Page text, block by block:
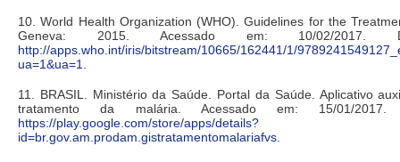
10. World Health Organization (WHO). Guidelines for the
Geneva: 2015. Acessado em: 10/02/2017.
http://apps.who.int/iris/bitstream/10665/162441/1/
ua=1&ua=1.
11. BRASIL. Ministério da Saúde. Portal da Saúde. Aplicativo
tratamento da malária. Acessado em: 15/01/2017.
https://play.google.com/store/apps/details?
id=br.gov.am.prodam.gistratamentomalariafvs.